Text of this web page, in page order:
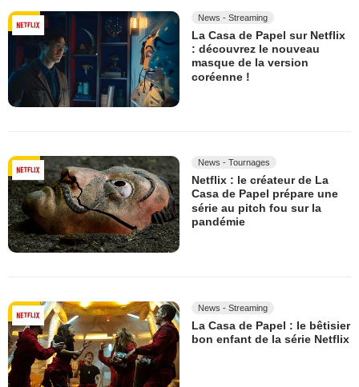
News - Streaming
La Casa de Papel sur Netflix
: découvrez le nouveau
masque de la version
coréenne !
News - Tournages
Netflix : le créateur de La
Casa de Papel prépare une
série au pitch fou sur la
pandémie
News - Streaming
La Casa de Papel : le bêtisier
bon enfant de la série Netflix